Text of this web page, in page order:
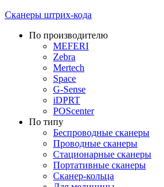
Сканеры штрих-кода
По производителю
MEFERI
Zebra
Mertech
Space
G-Sense
iDPRT
POScenter
По типу
Беспроводные сканеры
Проводные сканеры
Стационарные сканеры
Портативные сканеры
Сканер-кольца